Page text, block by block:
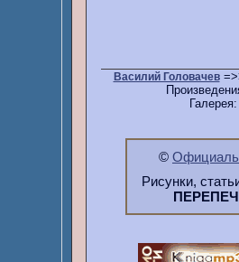
Василий Головачев
©
Рисунки,